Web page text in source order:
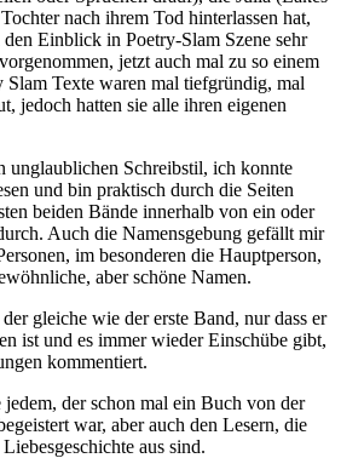
nach ihrem Tod hinterlassen hat,
Einblick in Poetry-Slam Szene sehr
jetzt auch mal zu so einem
Slam Texte waren mal tiefgründig, mal
jedoch hatten sie alle ihren eigenen
unglaublichen Schreibstil, ich konnte
und bin praktisch durch die Seiten
beiden Bände innerhalb von ein oder
Auch die Namensgebung gefällt mir
im besonderen die Hauptperson,
aber schöne Namen.
gleiche wie der erste Band, nur dass er
ist und es immer wieder Einschübe gibt,
kommentiert.
der schon mal ein Buch von der
war, aber auch den Lesern, die
aus sind.